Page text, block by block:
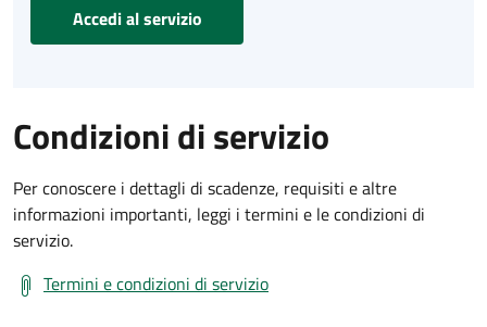
Accedi al servizio
Condizioni di servizio
Per conoscere i dettagli di scadenze, requisiti e altre
informazioni importanti, leggi i termini e le condizioni di
servizio.
Termini e condizioni di servizio